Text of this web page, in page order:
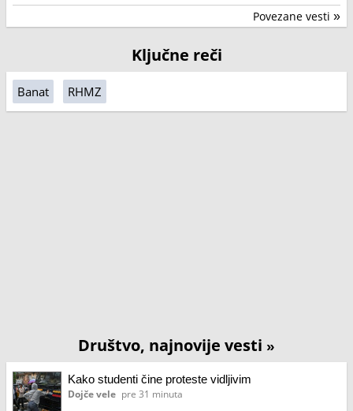
Povezane vesti »
Ključne reči
Banat RHMZ
Društvo, najnovije vesti »
Kako studenti čine proteste vidljivim
Dojče vele pre 31 minuta